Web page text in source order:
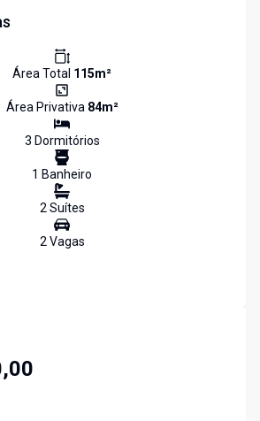
Área Total 115m²
Área Privativa 84m²
3 Dormitórios
1 Banheiro
2Suítes
2Vagas